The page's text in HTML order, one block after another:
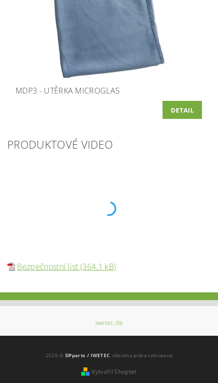
MDP3 - UTĚRKA MICROGLAS
DETAIL
PRODUKTOVÉ VIDEO
Bezpečnostní list (364.1 kB)
iwetec.de
2026 © DPparts / IWETEC, všechna práva vyhrazena
Vytvořil Shoptet